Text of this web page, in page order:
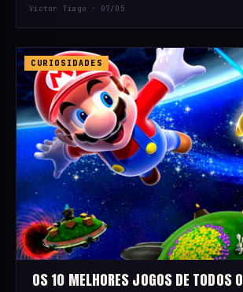
Victor Tiago · 07/05
CURIOSIDADES
OS 10 MELHORES JOGOS DE TODOS